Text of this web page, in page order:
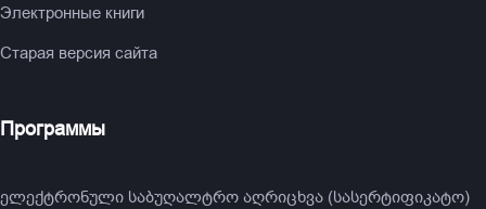
Электронные книги
Старая версия сайта
Программы
ელექტრონული საბუღალტრო აღრიცხვა (სასერტიფიკატო)